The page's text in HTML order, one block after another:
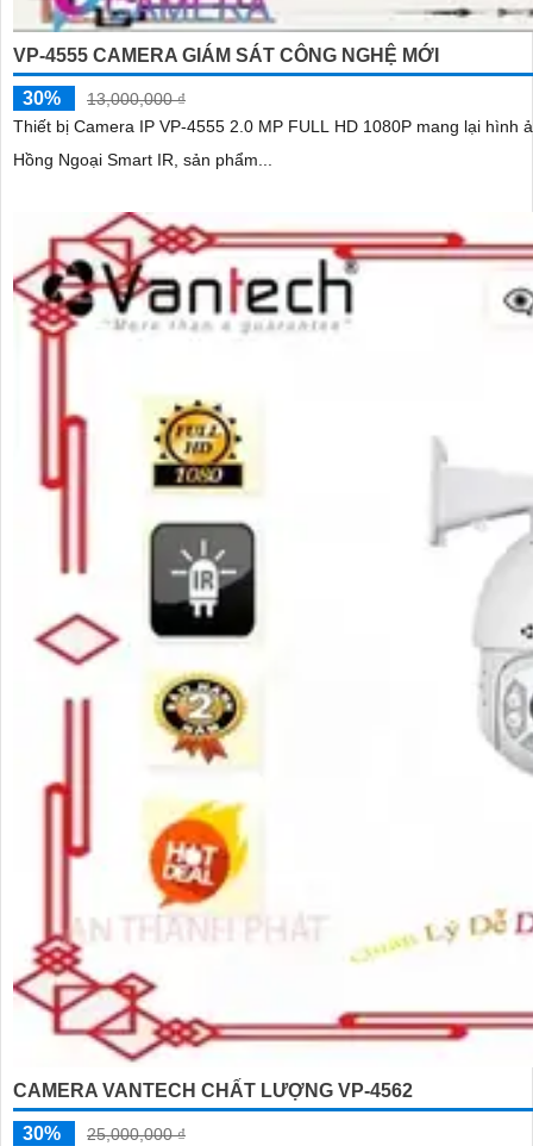
VP-4555 CAMERA GIÁM SÁT CÔNG NGHỆ MỚI
30%
13,000,000 ₫
Thiết bị Camera IP VP-4555 2.0 MP FULL HD 1080P mang lại hình ảnh
Hồng Ngoại Smart IR, sản phẩm...
CAMERA VANTECH CHẤT LƯỢNG VP-4562
30%
25,000,000 ₫